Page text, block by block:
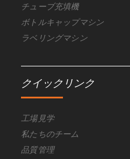
チューブ充填機
ボトルキャップマシン
ラベリングマシン
クイックリンク
工場見学
私たちのチーム
品質管理